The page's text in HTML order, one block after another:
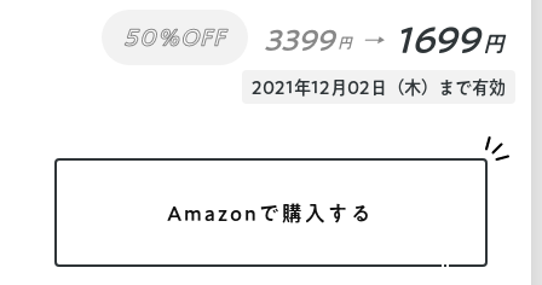
50%OFF 3399 円 1699 円
2021年12月02日（木）まで有効
Amazonで購入する